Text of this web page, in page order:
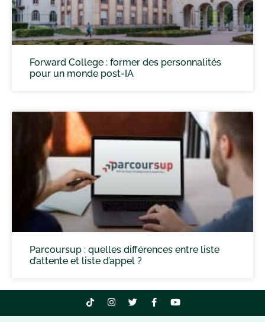
Forward College : former des personnalités
pour un monde post-IA
Parcoursup : quelles différences entre liste
d’attente et liste d’appel ?